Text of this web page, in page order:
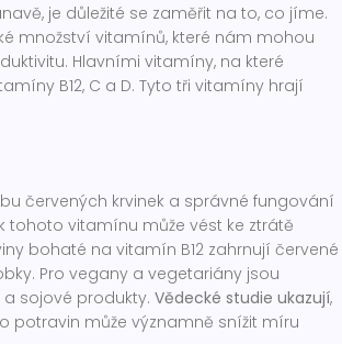
je důležité se zaměřit na to, co jíme.
množství vitamínů, které nám mohou
Hlavními vitamíny, na které
B12, C a D. Tyto tři vitamíny hrají
červených krvinek a správné fungování
tohoto vitamínu může vést ke ztrátě
bohaté na vitamín B12 zahrnují červené
Pro vegany a vegetariány jsou
sojové produkty. Vědecké studie ukazují,
potravin může významně snížit míru